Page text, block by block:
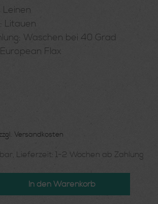
Leinen
Litauen
Waschen bei 40 Grad
Flax
Versandkosten
Lieferzeit: 1-2 Wochen ab Zahlung
In den Warenkorb